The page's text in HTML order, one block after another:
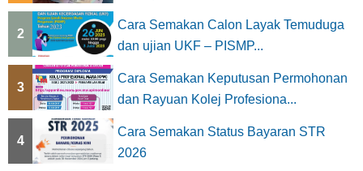
2
Cara Semakan Calon Layak Temuduga
dan ujian UKF – PISMP...
3
Cara Semakan Keputusan Permohonan
dan Rayuan Kolej Profesiona...
4
Cara Semakan Status Bayaran STR
2026